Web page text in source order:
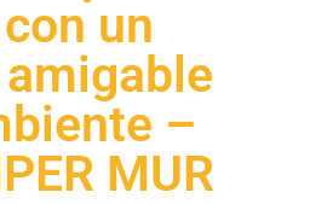
un
–
MUR